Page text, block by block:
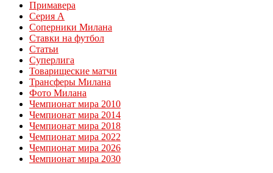
Примавера
Серия А
Соперники Милана
Ставки на футбол
Статьи
Суперлига
Товарищеские матчи
Трансферы Милана
Фото Милана
Чемпионат мира 2010
Чемпионат мира 2014
Чемпионат мира 2018
Чемпионат мира 2022
Чемпионат мира 2026
Чемпионат мира 2030